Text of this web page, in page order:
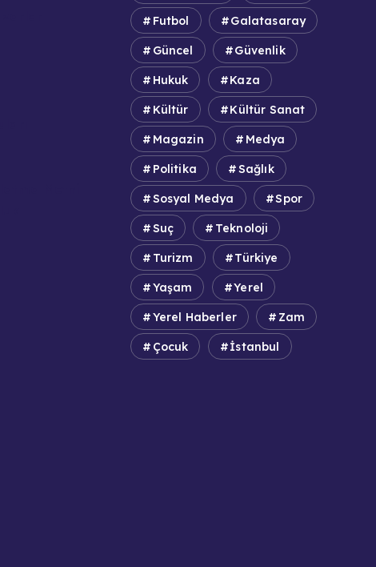
Futbol Galatasaray
Güncel Güvenlik
Hukuk Kaza
Kültür Kültür Sanat
Magazin Medya
Politika Sağlık
Sosyal Medya Spor
Suç Teknoloji
Turizm Türkiye
Yaşam Yerel
Yerel Haberler Zam
Çocuk İstanbul